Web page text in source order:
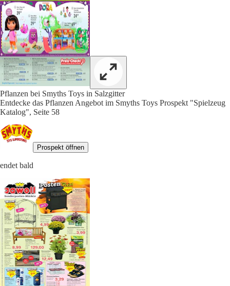
Pflanzen bei Smyths Toys in Salzgitter
Entdecke das Pflanzen Angebot im Smyths Toys Prospekt "Spielzeug
Katalog", Seite 58
Prospekt öffnen
endet bald